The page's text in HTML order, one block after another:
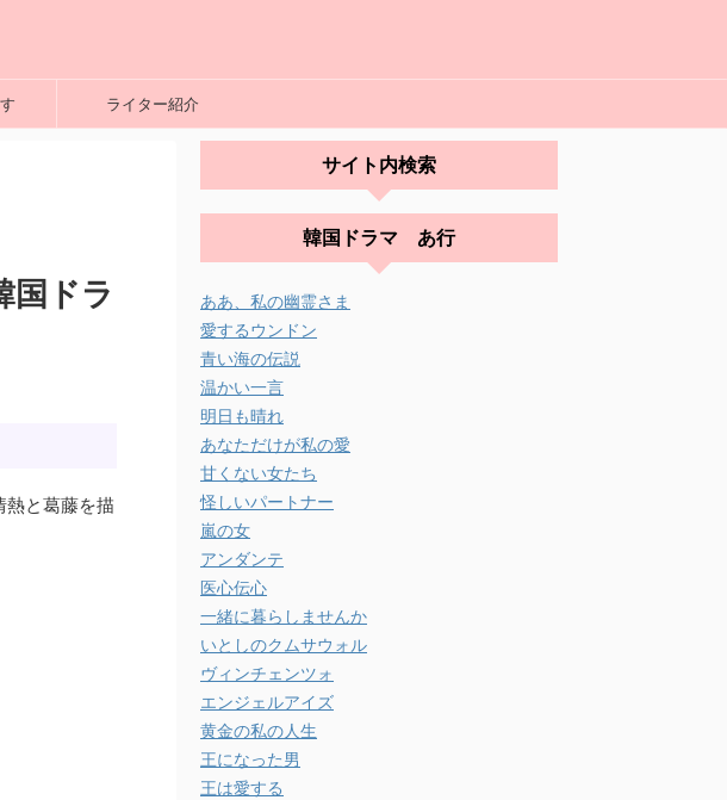
ライター紹介
国ドラ
熱と葛藤を描
サイト内検索
韓国ドラマ あ行
ああ、私の幽霊さま
愛するウンドン
青い海の伝説
温かい一言
明日も晴れ
あなただけが私の愛
甘くない女たち
怪しいパートナー
嵐の女
アンダンテ
医心伝心
一緒に暮らしませんか
いとしのクムサウォル
ヴィンチェンツォ
エンジェルアイズ
黄金の私の人生
王になった男
王は愛する